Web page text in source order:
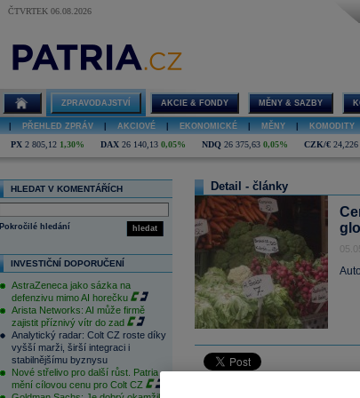
ČTVRTEK 06.08.2026
ZPRAVODAJSTVÍ AKCIE & FONDY MĚNY & SAZBY
PŘEHLED ZPRÁV AKCIOVÉ EKONOMICKÉ MĚNY KOMODITY
PX 2 805,12 1,30% DAX 26 140,13 0,05% NDQ 26 375,63 0,05% CZK/€ 24,226
HLEDAT V KOMENTÁŘÍCH
hledat
Pokročilé hledání
INVESTIČNÍ DOPORUČENÍ
AstraZeneca jako sázka na
defenzivu mimo AI horečku
Arista Networks: AI může firmě
zajistit příznivý vítr do zad
Analytický radar: Colt CZ roste díky
vyšší marži, širší integraci i
stabilnějšímu byznysu
Nové střelivo pro další růst. Patria
mění cílovou cenu pro Colt CZ
Detail - články